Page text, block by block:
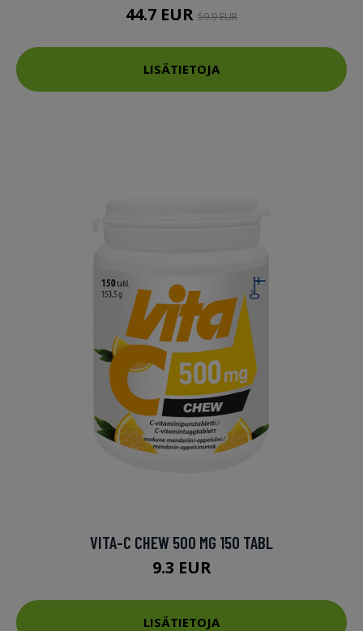
44.7 EUR 59.9 EUR
LISÄTIETOJA
VITA-C CHEW 500 MG 150 TABL
9.3 EUR
LISÄTIETOJA